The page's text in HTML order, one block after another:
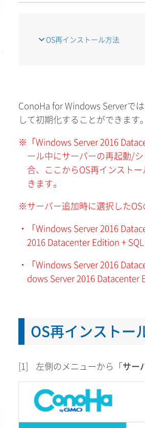
OS再インストール方法
ConoHa for Windows Serverで
して初期化することができます。
※「Windows Server 2016
ール中にサーバーの再起動/
合、ここからOS再インスト
きます。
※サーバー追加時に選択したOS
・「Windows Server 2016
2016 Datacenter Edition +
・「Windows Server 2016
dows Server 2016 Datacenter
OS再インストー
[1] 左側のメニューから「サー